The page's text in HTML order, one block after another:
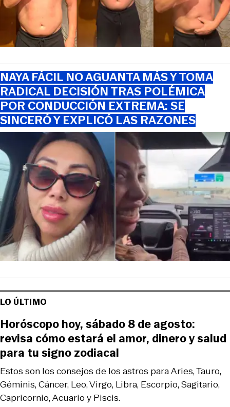
NAYA FÁCIL NO AGUANTA MÁS Y TOMA
RADICAL DECISIÓN TRAS POLÉMICA
POR CONDUCCIÓN EXTREMA: SE
SINCERÓ Y EXPLICÓ LAS RAZONES
LO ÚLTIMO
Estos son los consejos de los astros para Aries, Tauro,
Géminis, Cáncer, Leo, Virgo, Libra, Escorpio, Sagitario,
Capricornio, Acuario y Piscis.
Horóscopo hoy, sábado 8 de agosto:
revisa cómo estará el amor, dinero y salud
para tu signo zodiacal